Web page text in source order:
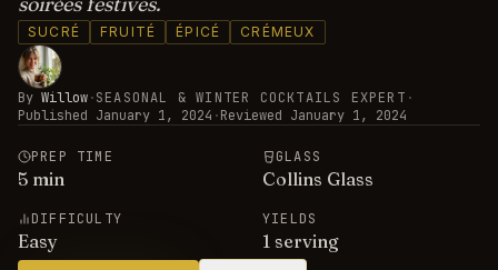
SUCRÉ FRUITÉ ÉPICÉ CRÉMEUX
By Willow·SEASONAL & WINTER COCKTAILS EXPERT ·
Published January 1, 2024 ·Reviewed January 1, 2024
PREP TIME
5 min
GLASS
Collins Glass
DIFFICULTY
Easy
YIELDS
1 serving